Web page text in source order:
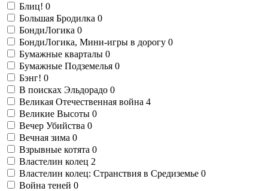
Блиц! 0
Большая Бродилка 0
БондиЛогика 0
БондиЛогика, Мини-игры в дорогу 0
Бумажные кварталы 0
Бумажные Подземелья 0
Бэнг! 0
В поисках Эльдорадо 0
Великая Отечественная война 4
Великие Высоты 0
Вечер Убийства 0
Вечная зима 0
Взрывные котята 0
Властелин колец 2
Властелин колец: Странствия в Средиземье 0
Война теней 0